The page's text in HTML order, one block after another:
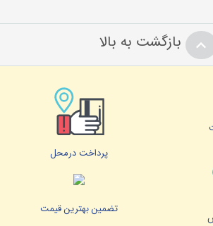
بازگشت به بالا
پرداخت درمحل
تضمین بهترین قیمت